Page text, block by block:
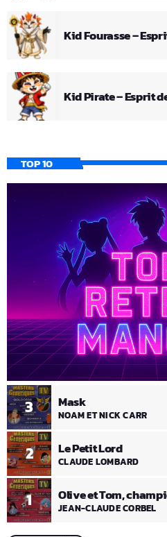
Kid Fourasse –
Kid Pirate – Esprit
TOP 10
1 Olive et Tom,
JEAN-CLAUDE CORBEL
2 Le Petit Lord
CLAUDE LOMBARD
3 Mask
NOAM ET NICK CARR